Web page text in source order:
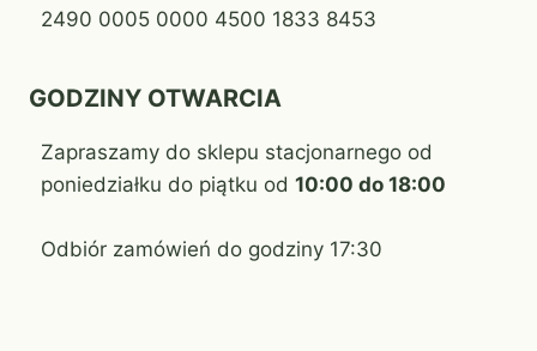
2490 0005 0000 4500 1833 8453
GODZINY OTWARCIA
Zapraszamy do sklepu stacjonarnego od
poniedziałku do piątku od 10:00 do 18:00
Odbiór zamówień do godziny 17:30